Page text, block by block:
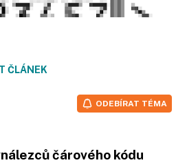
ČLÁNEK
ODEBÍRAT TÉMA
čárového kódu